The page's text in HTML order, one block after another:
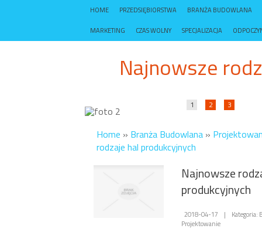
HOME PRZEDSIĘBIORSTWA BRANŻA BUDOWLANA
MARKETING CZAS WOLNY SPECJALIZACJA
Najnowsze
1 2 3
Home » Branża Budowlana »
rodzaje hal produkcyjnych
Najnowsze
produkcyjnych
2018-04-17 |
Kategoria:
Projektowanie